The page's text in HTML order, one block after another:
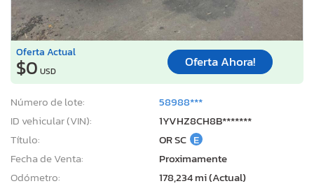
Oferta Actual
$0 USD
Oferta Ahora!
Número de lote:
58988***
ID vehicular (VIN):
1YVHZ8CH8B*******
Título:
OR SC E
Fecha de Venta:
Proximamente
Odómetro:
178,234 mi (Actual)